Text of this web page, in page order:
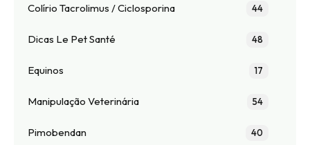
Colírio Tacrolimus / Ciclosporina 44
Dicas Le Pet Santé 48
Equinos 17
Manipulação Veterinária 54
Pimobendan 40